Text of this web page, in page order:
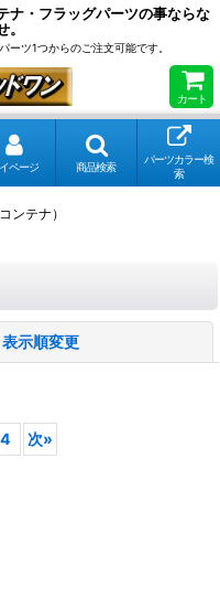
ナ・フラッグパーツの事ならな
ーツ1つからのご注文可能です。
カート
ページ 商品検索
パーツカラー検
索
ンテナ）
表示順変更
4 次»